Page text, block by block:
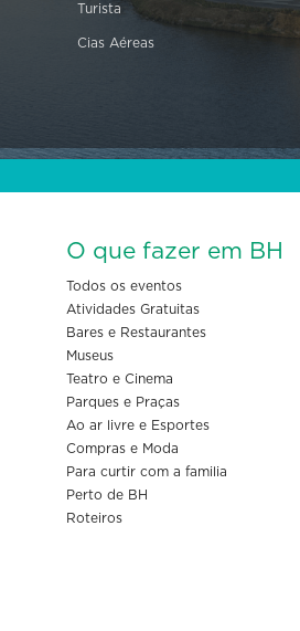
Turista
Cias Aéreas
O que fazer em BH
Todos os eventos
Atividades Gratuitas
Bares e Restaurantes
Museus
Teatro e Cinema
Parques e Praças
Ao ar livre e Esportes
Compras e Moda
Para curtir com a familia
Perto de BH
Roteiros